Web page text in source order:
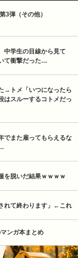
3弾（その他）
中学生の目線から見て
て衝撃だった…
→トメ「いつになったら
はスルーするコトメだっ
でまた雇ってもらえるな
を脱いだ結果ｗｗｗｗ
れて終わります」←これ
ンガ本まとめ